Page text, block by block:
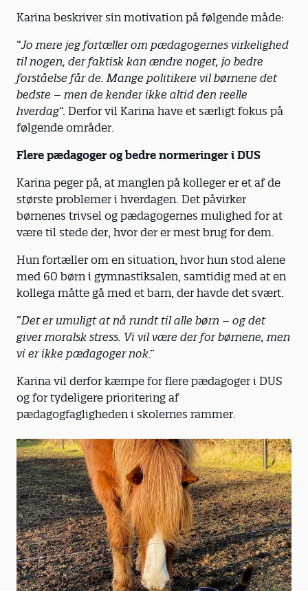
Karina beskriver sin motivation på følgende måde:
“Jo mere jeg fortæller om pædagogernes virkelighed
til nogen, der faktisk kan ændre noget, jo bedre
forståelse får de. Mange politikere vil børnene det
bedste – men de kender ikke altid den reelle
hverdag”. Derfor vil Karina have et særligt fokus på
følgende områder.
Flere pædagoger og bedre normeringer i DUS
Karina peger på, at manglen på kolleger er et af de
største problemer i hverdagen. Det påvirker
børnenes trivsel og pædagogernes mulighed for at
være til stede der, hvor der er mest brug for dem.
Hun fortæller om en situation, hvor hun stod alene
med 60 børn i gymnastiksalen, samtidig med at en
kollega måtte gå med et barn, der havde det svært.
“Det er umuligt at nå rundt til alle børn – og det
giver moralsk stress. Vi vil være der for børnene, men
vi er ikke pædagoger nok.”
Karina vil derfor kæmpe for flere pædagoger i DUS
og for tydeligere prioritering af
pædagogfagligheden i skolernes rammer.